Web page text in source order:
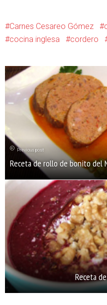
Carnes Cesareo Gómez
cocina inglesa
cordero
Previous post
Receta de rollo de bonito del
Receta